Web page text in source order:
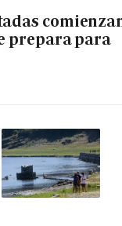
prepara para